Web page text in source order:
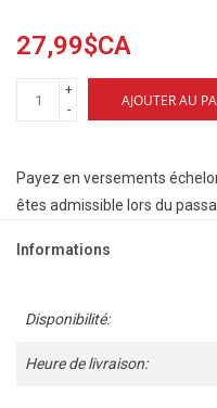
27,99$CA
+
-
AJOUTER AU
Payez en versements
êtes admissible lors du
Informations
Disponibilité:
Heure de livraison: